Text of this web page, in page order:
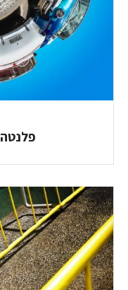
פלנטה 34 - קובני מוטורי